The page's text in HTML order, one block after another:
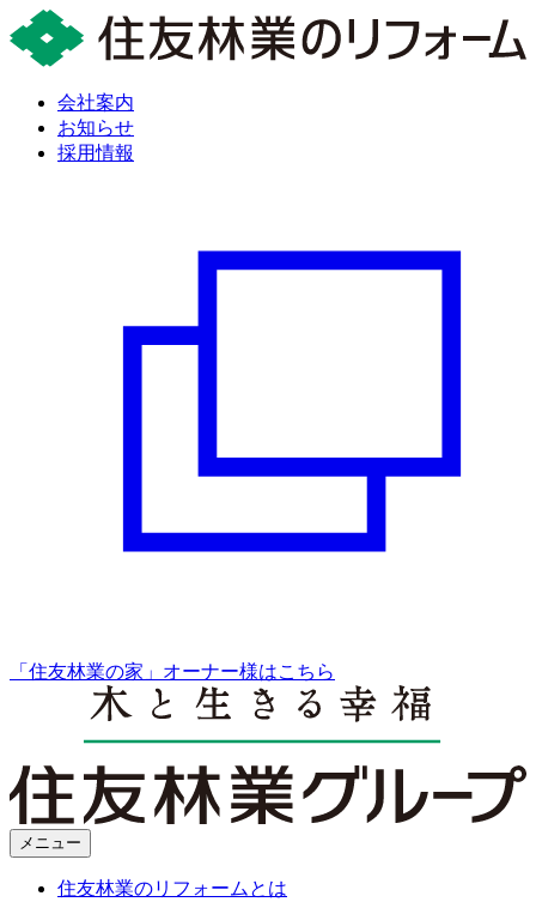
会社案内
お知らせ
採用情報
「住友林業の家」オーナー様はこちら
メニュー
住友林業のリフォームとは